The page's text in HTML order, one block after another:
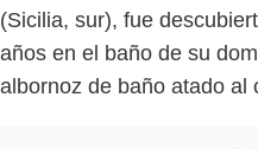
(Sicilia, sur), fue
años en el baño de su
albornoz de baño atado al